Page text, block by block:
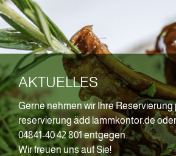
AKTUELLES
Gerne nehmen wir Ihre Reservierung
reservierung ädd lammkontor.de
04841-40 42 801 entgegen.
Wir freuen uns auf Sie!